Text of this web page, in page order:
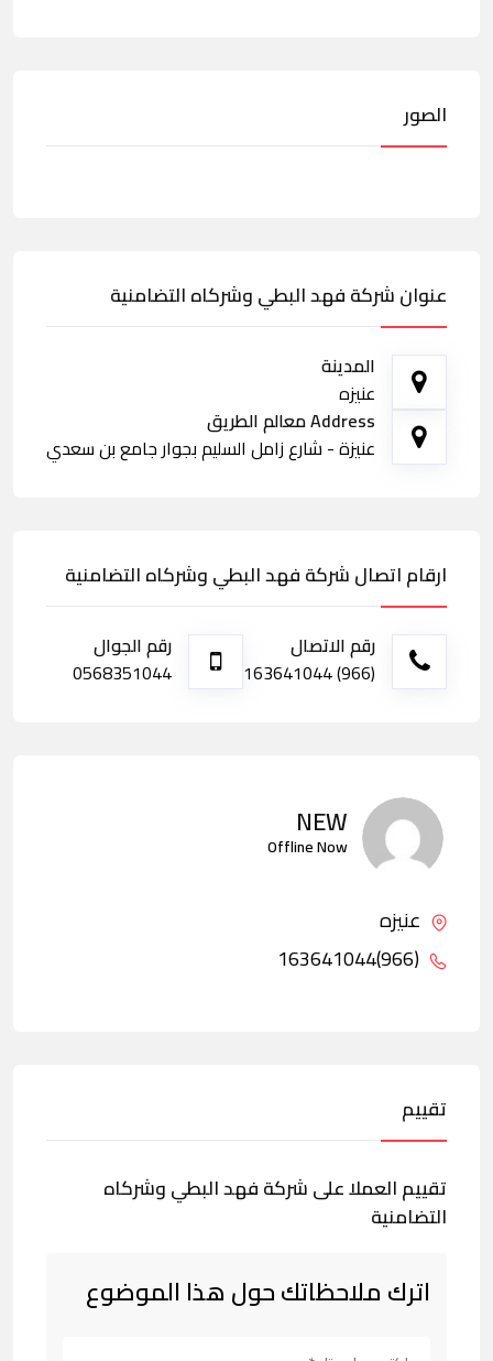
الصور
عنوان شركة فهد البطي وشركاه التضامنية
المدينة
عنيزه
Address معالم الطريق
عنيزة - شارع زامل السليم بجوار جامع بن سعدي
ارقام اتصال شركة فهد البطي وشركاه التضامنية
رقم الاتصال
(966) 163641044
رقم الجوال
0568351044
NEW
Offline Now
عنيزه
(966)163641044
تقييم
تقييم العملا على شركة فهد البطي وشركاه
التضامنية
اترك ملاحظاتك حول هذا الموضوع